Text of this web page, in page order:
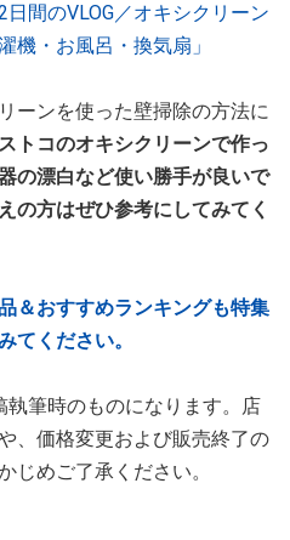
間のVLOG／オキシクリーン
機・お風呂・換気扇」
ーンを使った壁掃除の方法に
トコのオキシクリーンで作っ
の漂白など使い勝手が良いで
の方はぜひ参考にしてみてく
＆おすすめランキングも特集
てください。
筆時のものになります。店
、価格変更および販売終了の
じめご了承ください。